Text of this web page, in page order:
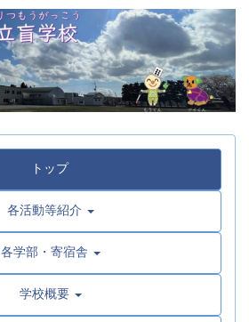
トップ
各活動等紹介
各学部・寄宿舎
学校概要